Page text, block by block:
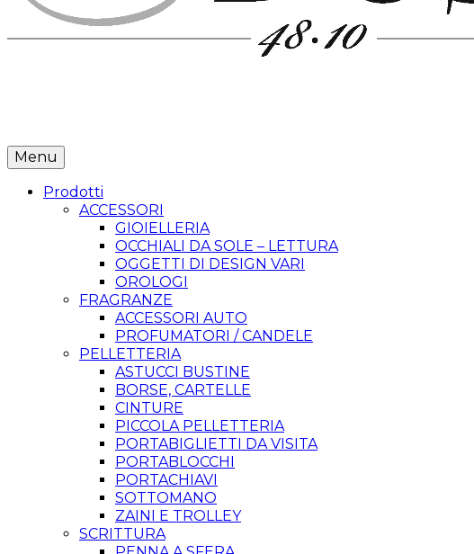
Menu
Prodotti
ACCESSORI
GIOIELLERIA
OCCHIALI DA SOLE – LETTURA
OGGETTI DI DESIGN VARI
OROLOGI
FRAGRANZE
ACCESSORI AUTO
PROFUMATORI / CANDELE
PELLETTERIA
ASTUCCI BUSTINE
BORSE, CARTELLE
CINTURE
PICCOLA PELLETTERIA
PORTABIGLIETTI DA VISITA
PORTABLOCCHI
PORTACHIAVI
SOTTOMANO
ZAINI E TROLLEY
SCRITTURA